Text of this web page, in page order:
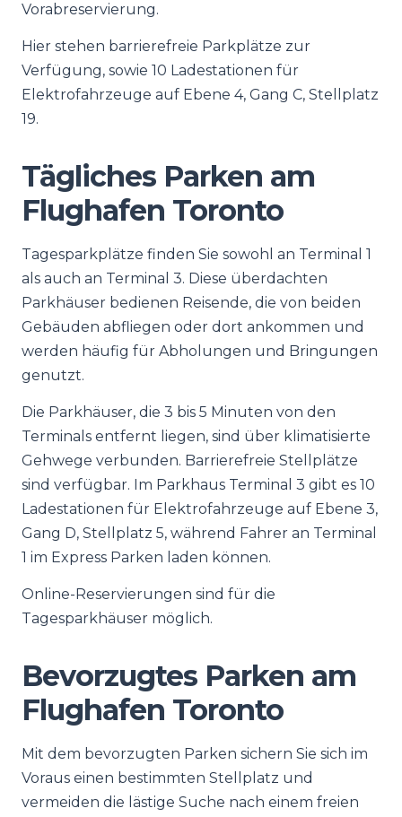
Vorabreservierung.
Hier stehen barrierefreie Parkplätze zur
Verfügung, sowie 10 Ladestationen für
Elektrofahrzeuge auf Ebene 4, Gang C, Stellplatz
19.
Tägliches Parken am
Flughafen Toronto
Tagesparkplätze finden Sie sowohl an Terminal 1
als auch an Terminal 3. Diese überdachten
Parkhäuser bedienen Reisende, die von beiden
Gebäuden abfliegen oder dort ankommen und
werden häufig für Abholungen und Bringungen
genutzt.
Die Parkhäuser, die 3 bis 5 Minuten von den
Terminals entfernt liegen, sind über klimatisierte
Gehwege verbunden. Barrierefreie Stellplätze
sind verfügbar. Im Parkhaus Terminal 3 gibt es 10
Ladestationen für Elektrofahrzeuge auf Ebene 3,
Gang D, Stellplatz 5, während Fahrer an Terminal
1 im Express Parken laden können.
Online-Reservierungen sind für die
Tagesparkhäuser möglich.
Bevorzugtes Parken am
Flughafen Toronto
Mit dem bevorzugten Parken sichern Sie sich im
Voraus einen bestimmten Stellplatz und
vermeiden die lästige Suche nach einem freien